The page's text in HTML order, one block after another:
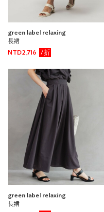
green label relaxing
長裙
NTD2,716
7折
green label relaxing
長裙